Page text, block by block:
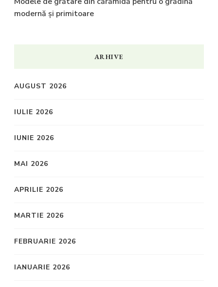
modernă și primitoare
ARHIVE
AUGUST 2026
IULIE 2026
IUNIE 2026
MAI 2026
APRILIE 2026
MARTIE 2026
FEBRUARIE 2026
IANUARIE 2026